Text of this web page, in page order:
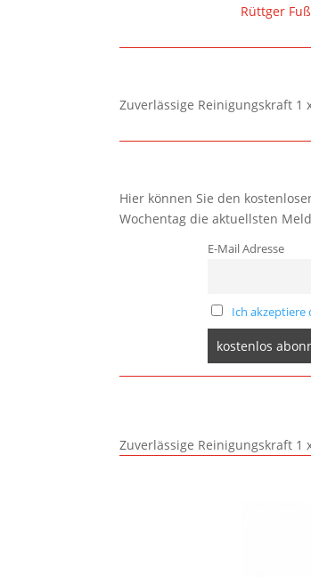
Rüttger
Zuverlässige Reinigungskraft 1
Hier können Sie den
Wochentag die aktuellsten
E-Mail Adresse
Ich akzeptiere
Zuverlässige Reinigungskraft 1